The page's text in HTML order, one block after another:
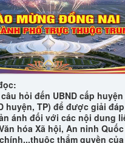
hỏi đến UBND cấp huyện
huyện, TP) để được giải
ánh đối với các nội dung
hóa Xã hội, An ninh
thẩm quyền của